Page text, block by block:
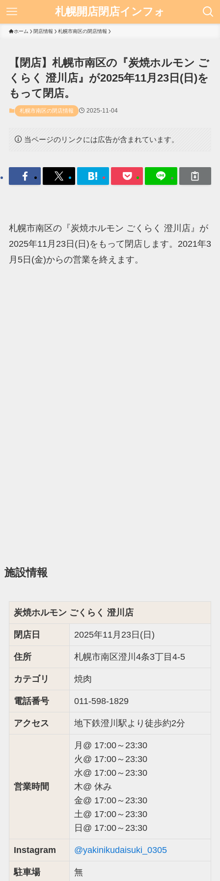
札幌開店閉店インフォ
ホーム 閉店情報 札幌市南区の閉店情報
【閉店】札幌市南区の『炭焼ホルモン ご
くらく 澄川店』が2025年11月23日(日)を
もって閉店。
札幌市南区の閉店情報 2025-11-04
当ページのリンクには広告が含まれています。
札幌市南区の『炭焼ホルモン ごくらく 澄川店』が
2025年11月23日(日)をもって閉店します。2021年3
月5日(金)からの営業を終えます。
施設情報
炭焼ホルモン ごくらく 澄川店
閉店日 2025年11月23日(日)
住所 札幌市南区澄川4条3丁目4-5
カテゴリ 焼肉
電話番号 011-598-1829
アクセス 地下鉄澄川駅より徒歩約2分
営業時間
月@ 17:00～23:30
火@ 17:00～23:30
水@ 17:00～23:30
木@ 休み
金@ 17:00～23:30
土@ 17:00～23:30
日@ 17:00～23:30
Instagram @yakinikudaisuki_0305
駐車場 無